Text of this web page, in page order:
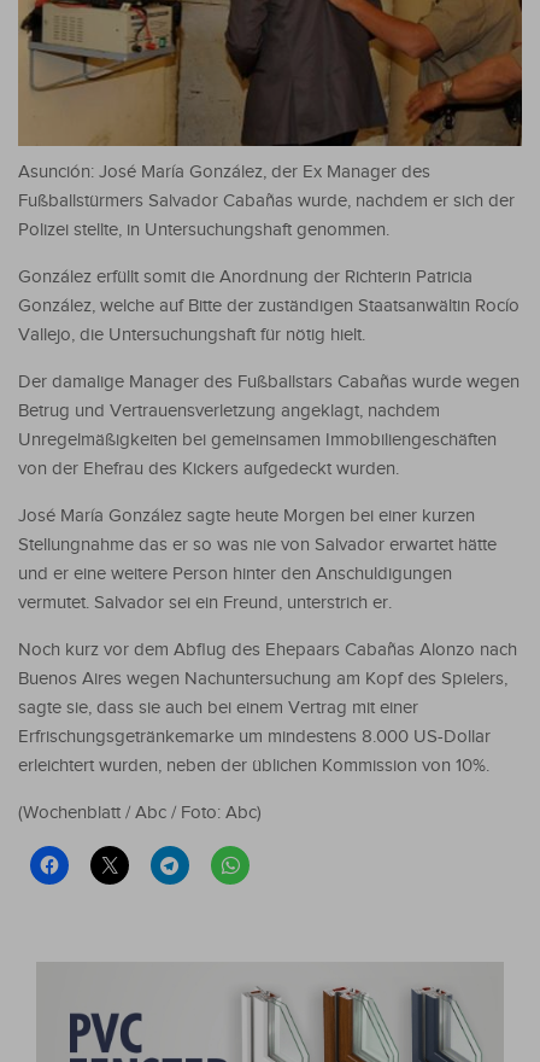
Asunción: José María González, der Ex Manager des
Fußballstürmers Salvador Cabañas wurde, nachdem er sich der
Polizei stellte, in Untersuchungshaft genommen.
González erfüllt somit die Anordnung der Richterin Patricia
González, welche auf Bitte der zuständigen Staatsanwältin Rocío
Vallejo, die Untersuchungshaft für nötig hielt.
Der damalige Manager des Fußballstars Cabañas wurde wegen
Betrug und Vertrauensverletzung angeklagt, nachdem
Unregelmäßigkeiten bei gemeinsamen Immobiliengeschäften
von der Ehefrau des Kickers aufgedeckt wurden.
José María González sagte heute Morgen bei einer kurzen
Stellungnahme das er so was nie von Salvador erwartet hätte
und er eine weitere Person hinter den Anschuldigungen
vermutet. Salvador sei ein Freund, unterstrich er.
Noch kurz vor dem Abflug des Ehepaars Cabañas Alonzo nach
Buenos Aires wegen Nachuntersuchung am Kopf des Spielers,
sagte sie, dass sie auch bei einem Vertrag mit einer
Erfrischungsgetränkemarke um mindestens 8.000 US-Dollar
erleichtert wurden, neben der üblichen Kommission von 10%.
(Wochenblatt / Abc / Foto: Abc)